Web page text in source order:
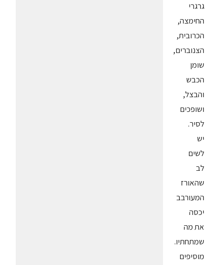
גרגרי
החימצה,
הכרובית,
הצנוברים,
שומן
הכבש
והבצל,
ושופכים
לסיר.
יש
לשים
לב
שהאורז
המעורבב
יכסה
את מה
שמתחתיו.
מוסיפים